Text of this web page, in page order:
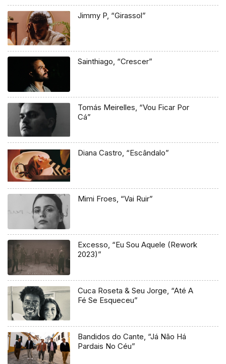
Jimmy P, “Girassol”
Sainthiago, “Crescer”
Tomás Meirelles, “Vou Ficar Por
Cá”
Diana Castro, “Escândalo”
Mimi Froes, “Vai Ruir”
Excesso, “Eu Sou Aquele (Rework
2023)”
Cuca Roseta & Seu Jorge, “Até A
Fé Se Esqueceu”
Bandidos do Cante, “Já Não Há
Pardais No Céu”